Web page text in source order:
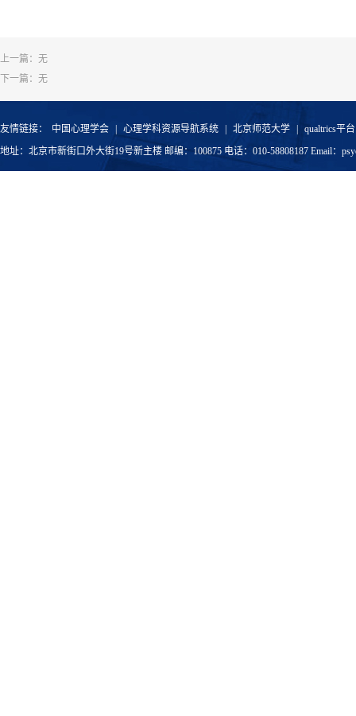
上一篇：无
下一篇：无
友情链接： 中国心理学会 心理学科资源导航系统 北京师范大学
qualtrics平台
地址：北京市新街口外大街19号新主楼 邮编：100875 电话：010-58808187 Email：